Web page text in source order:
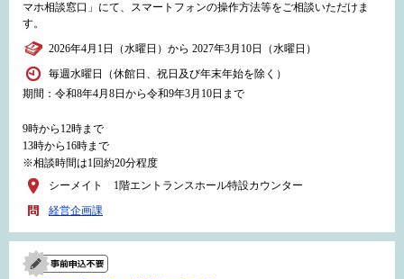
マホ相談窓口」にて、スマートフォンの操作方法等をご相談いただけま
す。
2026年4月1日（水曜日）から 2027年3月10日（水曜日）
毎週水曜日（休館日、祝日及び年末年始を除く）
期間：令和8年4月8日から令和9年3月10日まで
9時から12時まで
13時から16時まで
※相談時間は1回約20分程度
シーメイト 1階エントランスホール特設カウンター
経営企画課